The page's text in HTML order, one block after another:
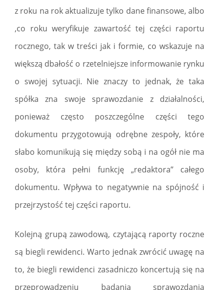
z roku na rok aktualizuje tylko dane finansowe, albo
,co roku weryfikuje zawartość tej części raportu
rocznego, tak w treści jak i formie, co wskazuje na
większą dbałość o rzetelniejsze informowanie rynku
o swojej sytuacji. Nie znaczy to jednak, że taka
spółka zna swoje sprawozdanie z działalności,
ponieważ często poszczególne części tego
dokumentu przygotowują odrębne zespoły, które
słabo komunikują się między sobą i na ogół nie ma
osoby, która pełni funkcję „redaktora” całego
dokumentu. Wpływa to negatywnie na spójność i
przejrzystość tej części raportu.
Kolejną grupą zawodową, czytającą raporty roczne
są biegli rewidenci. Warto jednak zwrócić uwagę na
to, że biegli rewidenci zasadniczo koncertują się na
przeprowadzeniu badania sprawozdania